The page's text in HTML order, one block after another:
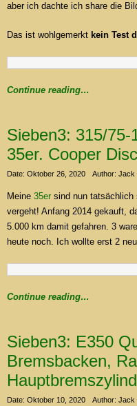
aber ich dachte ich share die
Das ist wohlgemerkt kein Test
Continue reading…
Sieben3: 315/
35er. Cooper
Date: Oktober 26, 2020 Author: Jack
Meine 35er sind nun tatsächlich
vergeht! Anfang 2014 gekauft,
5.000 km damit gefahren. 3
heute noch. Ich wollte erst 2
Continue reading…
Sieben3: E350
Bremsbacken,
Date: Oktober 10, 2020 Author: Jack